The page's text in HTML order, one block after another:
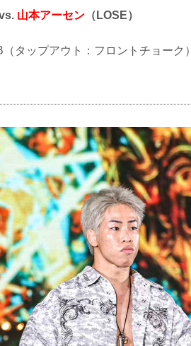
山本アーセン （LOSE）
タップアウト：フロントチョーク）